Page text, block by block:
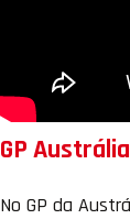
GP
No GP da